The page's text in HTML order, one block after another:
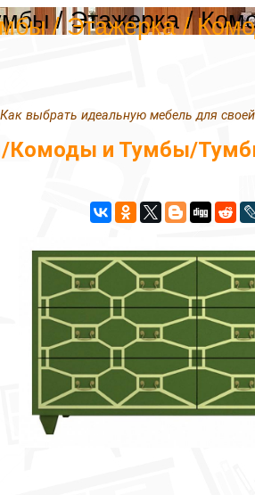
/ Этажерка /
/ Этажерка /
Как выбрать идеальную мебель для
Комоды и Тумбы/